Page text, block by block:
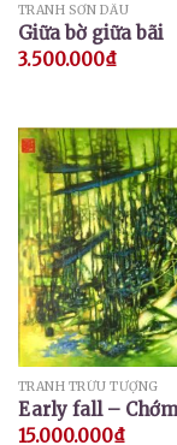
TRANH SƠN DẦU
Giữa bờ giữa bãi
3.500.000₫
TRANH TRỪU TƯỢNG
Early fall –
15.000.000₫